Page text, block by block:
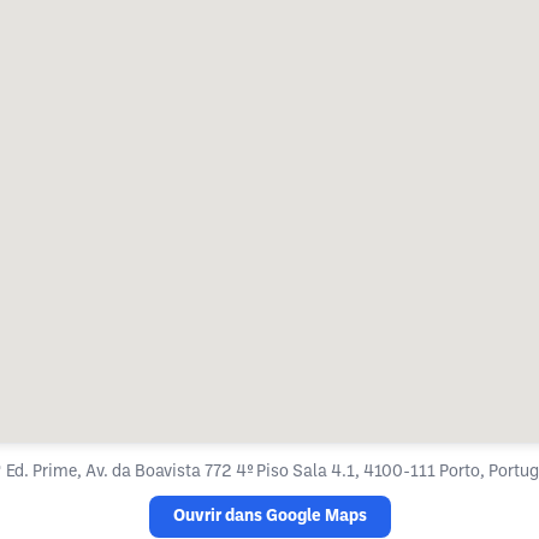
Ed. Prime, Av. da Boavista 772 4º Piso Sala 4.1, 4100-111 Porto,
Ouvrir dans Google Maps